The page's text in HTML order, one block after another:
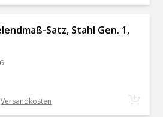
Satz, Stahl Gen. 1,
Versandkosten